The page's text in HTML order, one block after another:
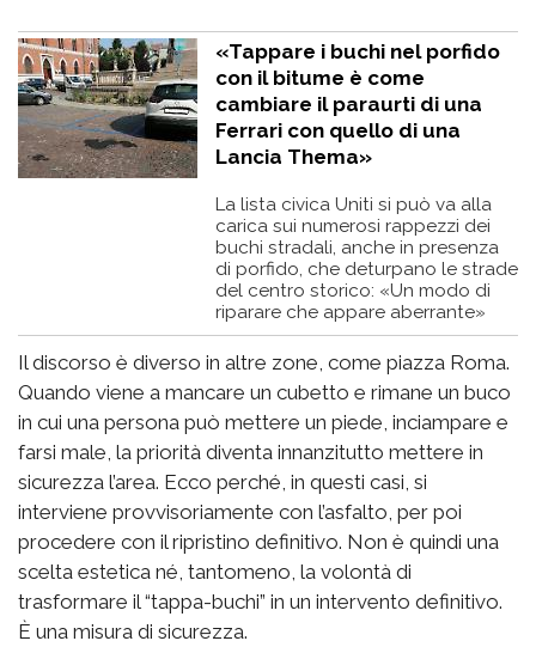
«Tappare i buchi nel porfido
con il bitume è come
cambiare il paraurti di una
Ferrari con quello di una
Lancia Thema»
La lista civica Uniti si può va alla
carica sui numerosi rappezzi dei
buchi stradali, anche in presenza
di porfido, che deturpano le strade
del centro storico: «Un modo di
riparare che appare aberrante»
Il discorso è diverso in altre zone, come piazza Roma.
Quando viene a mancare un cubetto e rimane un buco
in cui una persona può mettere un piede, inciampare e
farsi male, la priorità diventa innanzitutto mettere in
sicurezza l’area. Ecco perché, in questi casi, si
interviene provvisoriamente con l’asfalto, per poi
procedere con il ripristino definitivo. Non è quindi una
scelta estetica né, tantomeno, la volontà di
trasformare il “tappa-buchi” in un intervento definitivo.
È una misura di sicurezza.